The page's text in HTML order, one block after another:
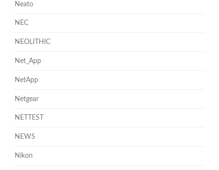
Neato
NEC
NEOLITHIC
Net_App
NetApp
Netgear
NETTEST
NEWS
Nikon